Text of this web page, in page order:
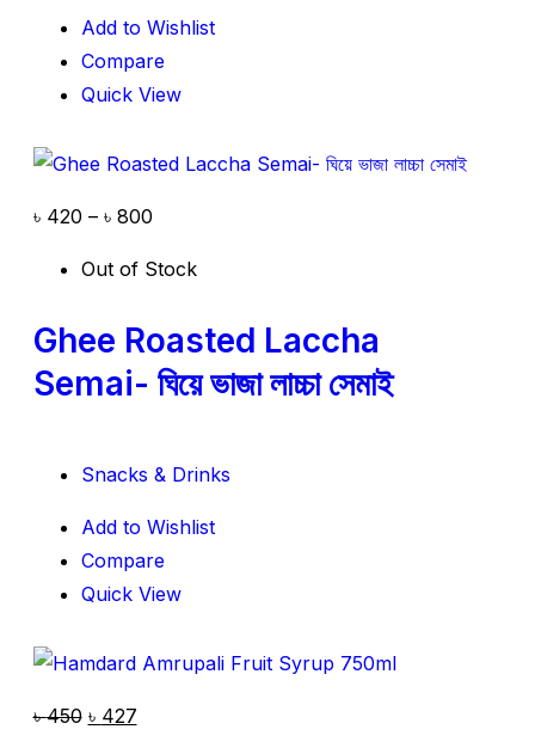
Add to Wishlist
Compare
Quick View
৳ 420 – ৳ 800
Out of Stock
Ghee Roasted Laccha
Semai- ঘিয়ে ভাজা লাচ্চা সেমাই
Snacks & Drinks
Add to Wishlist
Compare
Quick View
৳450 ৳ 427